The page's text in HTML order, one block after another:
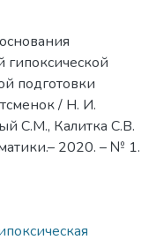
гипоксической
подготовки
/ Н. И.
С.М., Калитка С.В.
2020. – № 1.